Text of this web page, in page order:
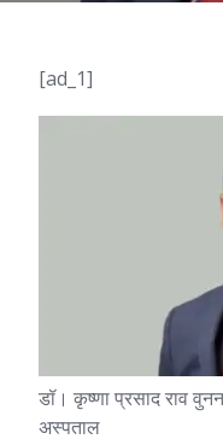
[ad_1]
डॉ। कृष्णा प्रसाद राव
अस्पताल